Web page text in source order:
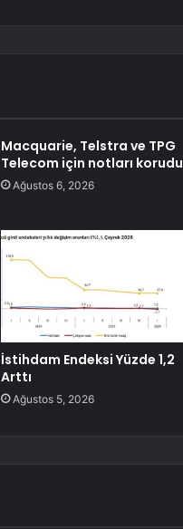
Macquarie, Telstra ve TPG
Telecom için notları korudu
Ağustos 6, 2026
İstihdam Endeksi Yüzde 1,2
Arttı
Ağustos 5, 2026